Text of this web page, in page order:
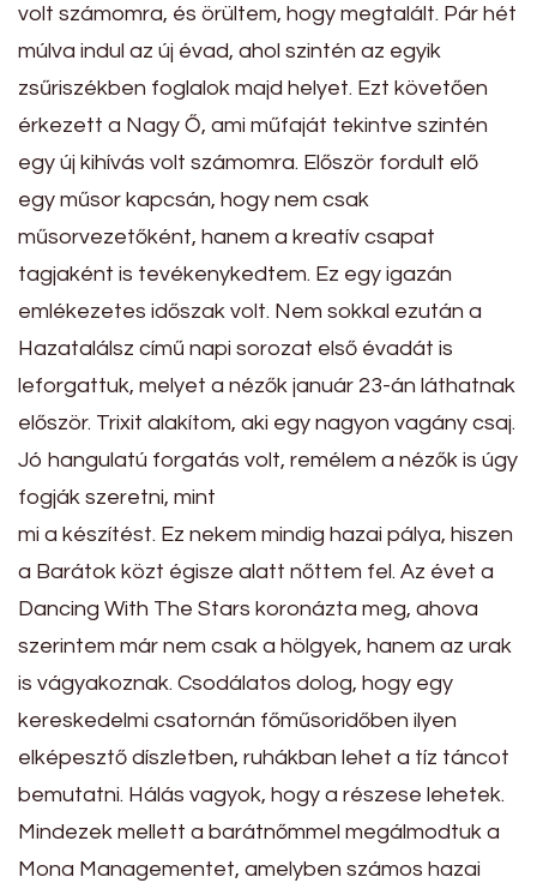
volt számomra, és örültem, hogy megtalált. Pár hét
múlva indul az új évad, ahol szintén az egyik
zsűriszékben foglalok majd helyet. Ezt követően
érkezett a Nagy Ő, ami műfaját tekintve szintén
egy új kihívás volt számomra. Először fordult elő
egy műsor kapcsán, hogy nem csak
műsorvezetőként, hanem a kreatív csapat
tagjaként is tevékenykedtem. Ez egy igazán
emlékezetes időszak volt. Nem sokkal ezután a
Hazatalálsz című napi sorozat első évadát is
leforgattuk, melyet a nézők január 23-án láthatnak
először. Trixit alakítom, aki egy nagyon vagány csaj.
Jó hangulatú forgatás volt, remélem a nézők is úgy
fogják szeretni, mint
mi a készítést. Ez nekem mindig hazai pálya, hiszen
a Barátok közt égisze alatt nőttem fel. Az évet a
Dancing With The Stars koronázta meg, ahova
szerintem már nem csak a hölgyek, hanem az urak
is vágyakoznak. Csodálatos dolog, hogy egy
kereskedelmi csatornán főműsoridőben ilyen
elképesztő díszletben, ruhákban lehet a tíz táncot
bemutatni. Hálás vagyok, hogy a részese lehetek.
Mindezek mellett a barátnőmmel megálmodtuk a
Mona Managementet, amelyben számos hazai